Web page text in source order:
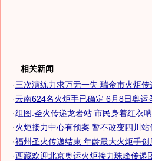
相关新闻
·三次演练力求万无一失 瑞金市火炬传
·云南624名火炬手已确定 6月8日奥运
·组图:圣火传递龙岩站 市民身着红衣
·火炬接力中心有预案 暂不改变四川站
·福州圣火传递结束 年龄最大火炬手创
·西藏欢迎北京奥运火炬接力珠峰传递